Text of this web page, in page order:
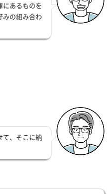
にあるものを
みの組み合わ
て、そこに納